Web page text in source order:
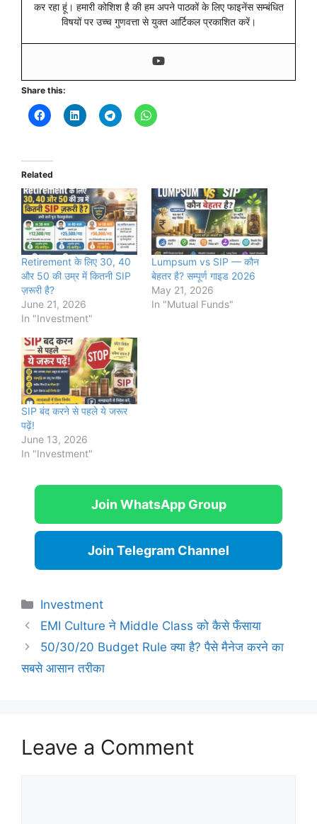
कर रहा हूं। हमारी कोशिश है की हम अपने पाठकों के लिए फाइनेंस सम्बंधित
विषयों पर उच्च गुणवत्ता से युक्त आर्टिकल प्रकाशित करें।
Share this:
Related
Retirement के लिए 30, 40
और 50 की उम्र में कितनी SIP
ज़रूरी है?
June 21, 2026
In "Investment"
Lumpsum vs SIP — कौन
बेहतर है? सम्पूर्ण गाइड 2026
May 21, 2026
In "Mutual Funds"
SIP बंद करने से पहले ये जरूर
पढ़ें!
June 13, 2026
In "Investment"
Join WhatsApp Group
Join Telegram Channel
Categories
Investment
EMI Culture ने Middle Class को कैसे फँसाया
50/30/20 Budget Rule क्या है? पैसे मैनेज करने का
सबसे आसान तरीका
Leave a Comment